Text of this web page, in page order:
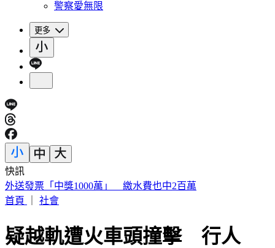
警察愛無限
更多
快訊
呱吉痛批陳沂「就是垃圾」 揭買疫苗時間線打臉
首頁
社會
疑越軌遭火車頭撞擊 行人